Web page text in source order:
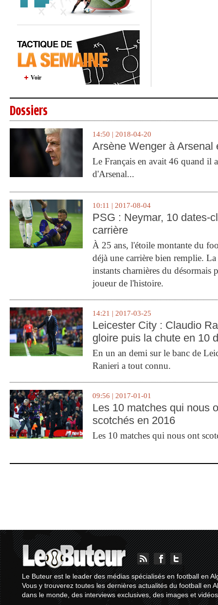
Voir
Dossiers
14:50 | 2018-04-20
Arsène Wenger à Arsenal
Le Français en avait 46 quand il
d'Arsenal...
10:11 | 2017-08-04
PSG : Neymar, 10 dates-
carrière
À 25 ans, l'étoile montante du
déjà une carrière bien remplie.
instants charnières du désormais
joueur de l'histoire.
14:21 | 2017-03-25
Leicester City : Claudio
gloire puis la chute en 10
En un an demi sur le banc de
Ranieri a tout connu.
09:56 | 2017-01-01
Les 10 matches qui nous
scotchés en 2016
Les 10 matches qui nous ont
Le Buteur est le leader des médias spécialisés en football en
Vous y trouverez toutes les dernières actualités du football en
dans le monde, des interviews exclusives, des images et